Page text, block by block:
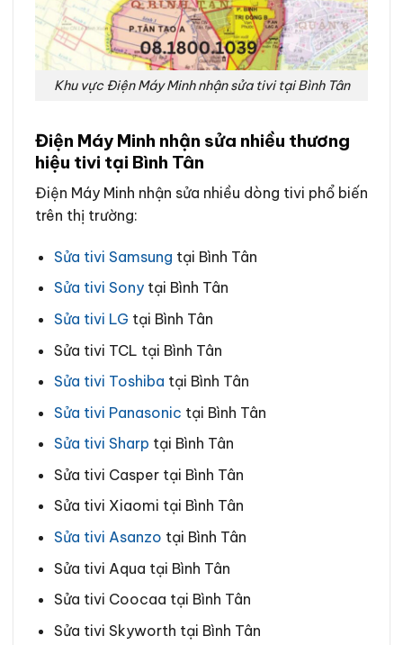
Khu vực Điện Máy Minh nhận sửa tivi tại Bình Tân
Điện Máy Minh nhận sửa nhiều thương
hiệu tivi tại Bình Tân
Điện Máy Minh nhận sửa nhiều dòng tivi phổ biến
trên thị trường:
Sửa tivi Samsung tại Bình Tân
Sửa tivi Sonytại Bình Tân
Sửa tivi LG tại Bình Tân
Sửa tivi TCL tại Bình Tân
Sửa tivi Toshiba tại Bình Tân
Sửa tivi Panasonic tại Bình Tân
Sửa tivi Sharp tại Bình Tân
Sửa tivi Casper tại Bình Tân
Sửa tivi Xiaomi tại Bình Tân
Sửa tivi Asanzo tại Bình Tân
Sửa tivi Aqua tại Bình Tân
Sửa tivi Coocaa tại Bình Tân
Sửa tivi Skyworth tại Bình Tân